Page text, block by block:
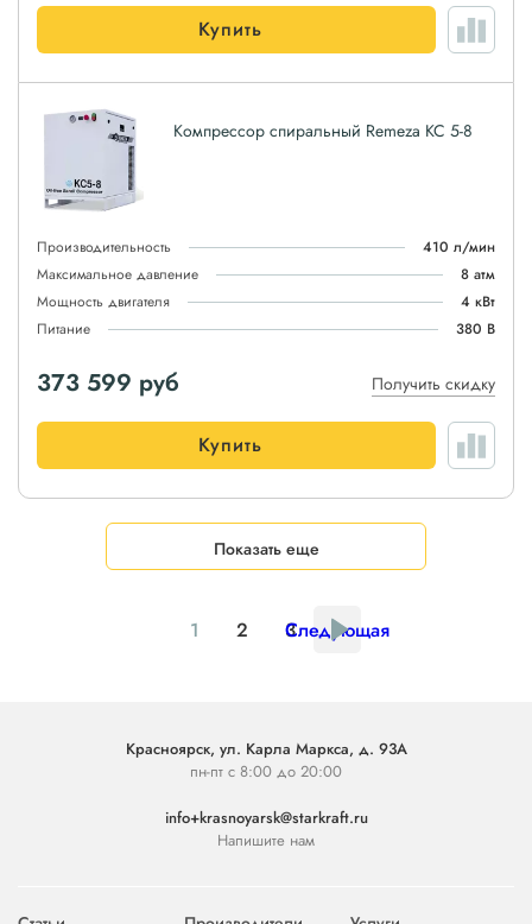
Купить
Компрессор спиральный Remeza КС 5-8
Производительность
410 л/мин
Максимальное давление
8 атм
Мощность двигателя
4 кВт
Питание
380 В
373 599 руб Получить скидку
Купить
Показать еще
1 2 3
Следующая
Красноярск, ул. Карла Маркса, д. 93А
пн-пт с 8:00 до 20:00
info+krasnoyarsk@starkraft.ru
Напишите нам